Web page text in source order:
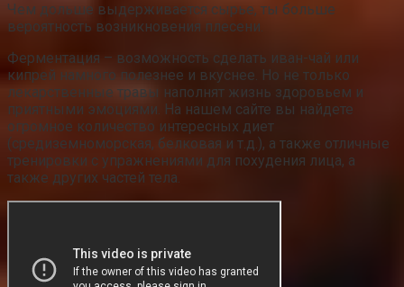
Чем дольше выдерживается сырье, ты больше
вероятность возникновения плесени.
Ферментация – возможность сделать иван-чай или
кипрей намного полезнее и вкуснее. Но не только
лекарственные травы наполнят жизнь здоровьем и
приятными эмоциями. На нашем сайте вы найдете
огромное количество интересных диет
(средиземноморская, белковая и т.д.), а также отличные
тренировки с упражнениями для похудения лица, а
также других частей тела.